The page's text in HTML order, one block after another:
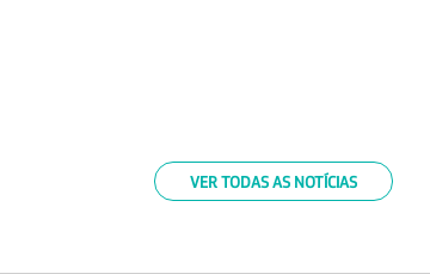
VER TODAS AS NOTÍCIAS